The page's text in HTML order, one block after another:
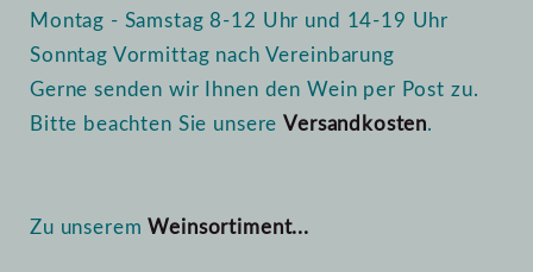
Montag - Samstag 8-12 Uhr und 14-19 Uhr
Sonntag Vormittag nach Vereinbarung
Gerne senden wir Ihnen den Wein per Post zu.
Bitte beachten Sie unsereVersandkosten.
Zu unseremWeinsortiment...